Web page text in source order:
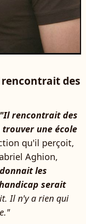
des
"Il rencontrait des
une école
qu'il perçoit,
Aghion,
les
serait
Il n'y a rien qui